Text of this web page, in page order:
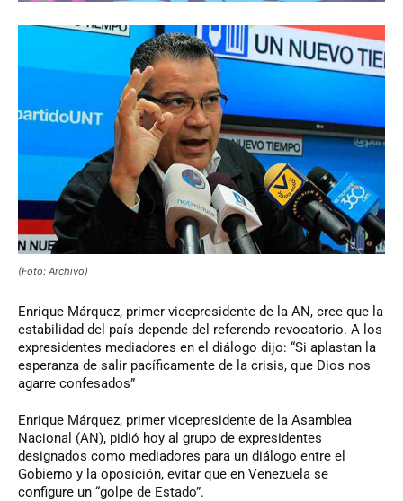
(Foto: Archivo)
Enrique Márquez, primer vicepresidente de la AN, cree que la
estabilidad del país depende del referendo revocatorio. A los
expresidentes mediadores en el diálogo dijo: “Si aplastan la
esperanza de salir pacíficamente de la crisis, que Dios nos
agarre confesados”
Enrique Márquez, primer vicepresidente de la Asamblea
Nacional (AN), pidió hoy al grupo de expresidentes
designados como mediadores para un diálogo entre el
Gobierno y la oposición, evitar que en Venezuela se
configure un “golpe de Estado”.